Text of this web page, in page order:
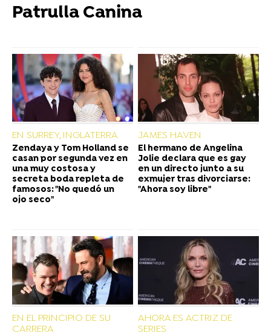
Patrulla Canina
EN SURREY, INGLATERRA
Zendaya y Tom Holland se
casan por segunda vez en
una muy costosa y
secreta boda repleta de
famosos: "No quedó un
ojo seco"
JAMES HAVEN
El hermano de Angelina
Jolie declara que es gay
en un directo junto a su
exmujer tras divorciarse:
"Ahora soy libre"
EN EL PRINCIPIO DE SU
CARRERA
AHORA ES ACTRIZ DE
SERIES